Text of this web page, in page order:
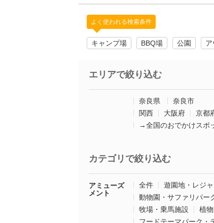
よく使われる検索条件
キャンプ場 BBQ場 公園
エリアで絞り込む
奈良県
奈良市
関西
大阪府 京都
→全国のおでかけスポ
カテゴリで絞り込む
アミューズ
メント
全件 遊園地・レジ
動物園・サファリパー
牧場・乗馬施設
植